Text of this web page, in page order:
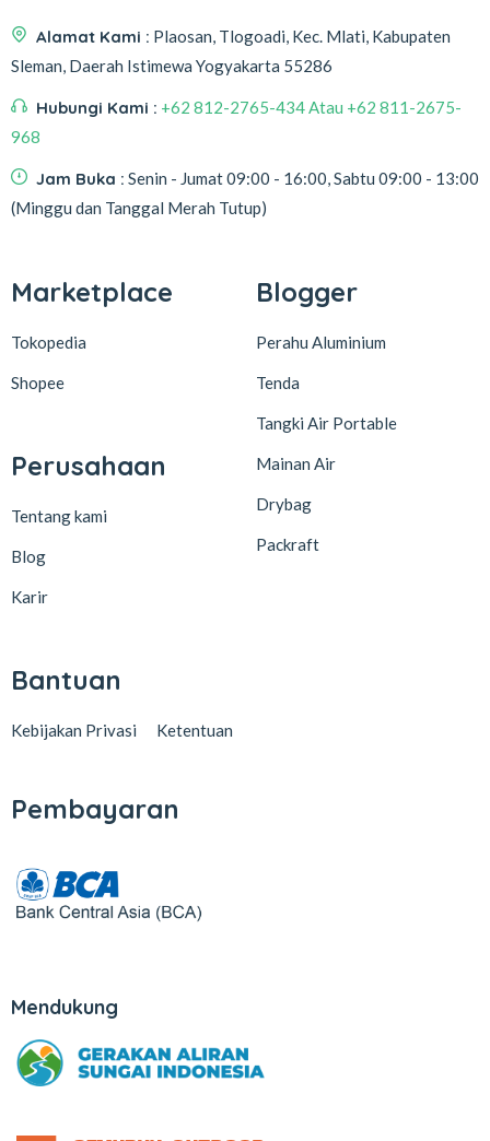
Alamat Kami : Plaosan, Tlogoadi, Kec. Mlati, Kabupaten
Sleman, Daerah Istimewa Yogyakarta 55286
Hubungi Kami : +62 812-2765-434 Atau +62 811-2675-
968
Jam Buka : Senin - Jumat 09:00 - 16:00, Sabtu 09:00 - 13:00
(Minggu dan Tanggal Merah Tutup)
Marketplace
Tokopedia
Shopee
Perusahaan
Tentang kami
Blog
Karir
Blogger
Perahu Aluminium
Tenda
Tangki Air Portable
Mainan Air
Drybag
Packraft
Bantuan
Kebijakan Privasi Ketentuan
Pembayaran
Mendukung